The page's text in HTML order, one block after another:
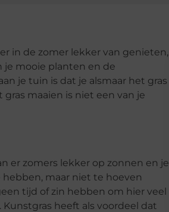
in de zomer lekker van genieten,
je mooie planten en de
je tuin is dat je alsmaar het gras
maaien is niet een van je
er zomers lekker op zonnen en je
maar niet te hoeven
tijd of zin hebben om hier veel
heeft als voordeel dat